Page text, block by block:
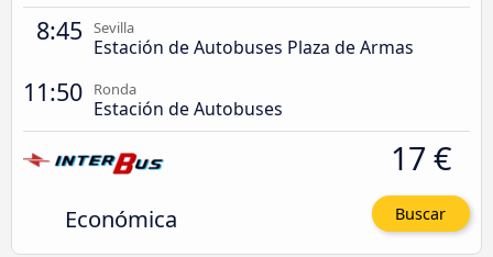
8:45 Sevilla
Estación de Autobuses Plaza de Armas
11:50 Ronda
Estación de Autobuses
Económica
17 €
Buscar